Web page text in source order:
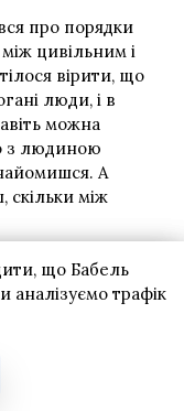
що Бабель
аналізуємо трафік